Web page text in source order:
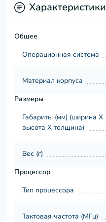
Характеристики
Общее
Операционная система
Материал корпуса
Размеры
Габариты (мм) (ширина Х
высота Х толщина)
Вес (г)
Процессор
Тип процессора
Тактовая частота (МГц)